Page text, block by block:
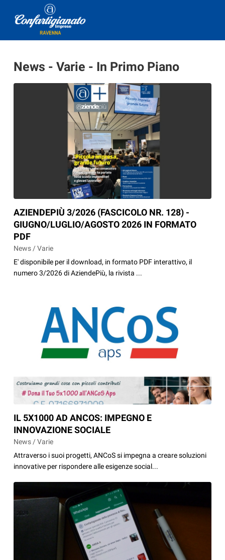
News - Varie - In Primo Piano
AZIENDEPIÙ 3/2026 (FASCICOLO NR. 128) -
GIUGNO/LUGLIO/AGOSTO 2026 IN FORMATO
PDF
News / Varie
E' disponibile per il download, in formato PDF interattivo, il
numero 3/2026 di AziendePiù, la rivista ...
IL 5X1000 AD ANCOS: IMPEGNO E
INNOVAZIONE SOCIALE
News / Varie
Attraverso i suoi progetti, ANCoS si impegna a creare soluzioni
innovative per rispondere alle esigenze social...